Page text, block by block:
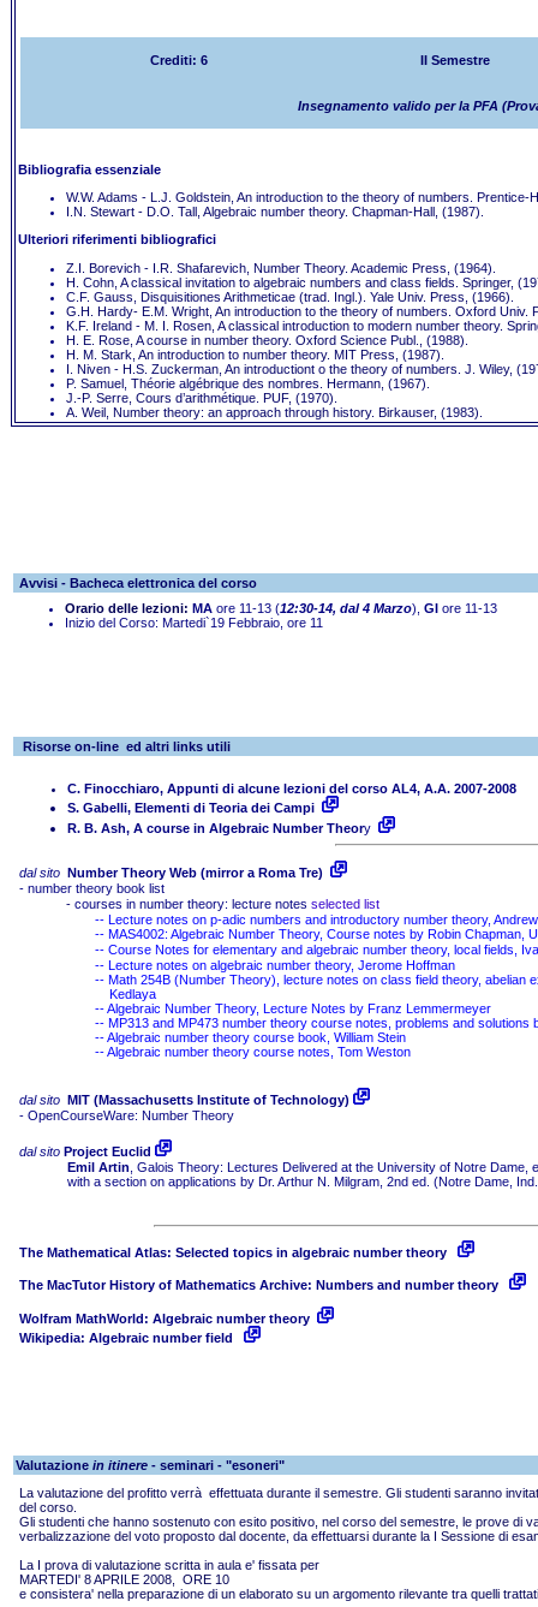
Crediti: 6 II Semestre
Insegnamento valido per la PFA
Bibliografia essenziale
W.W. Adams - L.J. Goldstein, An introduction to the theory of numbers. Prentice-
I.N. Stewart - D.O. Tall, Algebraic number theory. Chapman-Hall, (1987).
Ulteriori riferimenti bibliografici
Z.I. Borevich - I.R. Shafarevich, Number Theory. Academic Press, (1964).
H. Cohn, A classical invitation to algebraic numbers and class fields. Springer,
C.F. Gauss, Disquisitiones Arithmeticae (trad. Ingl.). Yale Univ. Press, (1966).
G.H. Hardy- E.M. Wright, An introduction to the theory of numbers. Oxford Univ.
K.F. Ireland - M. I. Rosen, A classical introduction to modern number theory.
H. E. Rose, A course in number theory. Oxford Science Publ., (1988).
H. M. Stark, An introduction to number theory. MIT Press, (1987).
I. Niven - H.S. Zuckerman, An introductiont o the theory of numbers. J. Wiley,
P. Samuel, Théorie algébrique des nombres. Hermann, (1967).
J.-P. Serre, Cours d’arithmétique. PUF, (1970).
A. Weil, Number theory: an approach through history. Birkauser, (1983).
Avvisi - Bacheca elettronica del corso
Orario delle lezioni: MA ore 11-13 (12:30-14, dal 4 Marzo), GI ore 11-13
Inizio del Corso: Martedi`19 Febbraio, ore 11
Risorse on-line ed altri links utili
C. Finocchiaro, Appunti di alcune lezioni del corso AL4, A.A. 2007-2008
S. Gabelli, Elementi di Teoria dei Campi
R. B. Ash, A course in Algebraic Number Theory
dal sito Number Theory Web (mirror a Roma Tre)
- number theory book list
- courses in number theory: lecture notes selected list
-- Lecture notes on p-adic numbers and introductory number theory,
-- MAS4002: Algebraic Number Theory, Course notes by Robin Chapman,
-- Course Notes for elementary and algebraic number theory, local fields,
-- Lecture notes on algebraic number theory, Jerome Hoffman
-- Math 254B (Number Theory), lecture notes on class field theory, abelian
Kedlaya
--Algebraic Number Theory, Lecture Notes by Franz Lemmermeyer
-- MP313 and MP473 number theory course notes, problems and solutions
--Algebraic number theory course book, William Stein
--Algebraic number theory course notes, Tom Weston
dal sito MIT (Massachusetts Institute of Technology)
- OpenCourseWare: Number Theory
dal sito Project Euclid
Emil Artin , Galois Theory: Lectures Delivered at the University of Notre Dame,
with a section on applications by Dr. Arthur N. Milgram, 2nd ed. (Notre Dame,
The Mathematical Atlas: Selected topics in algebraic number theory
The MacTutor History of Mathematics Archive: Numbers and number theory
Wolfram MathWorld: Algebraic number theory
Wikipedia: Algebraic number field
Valutazione in itinere - seminari - "esoneri"
La valutazione del profitto verrà effettuata durante il semestre. Gli studenti saranno
del corso.
Gli studenti che hanno sostenuto con esito positivo, nel corso del semestre, le prove di
verbalizzazione del voto proposto dal docente, da effettuarsi durante la I Sessione di
La I prova di valutazione scritta in aula e' fissata per
MARTEDI' 8 APRILE 2008, ORE 10
e consistera' nella preparazione di un elaborato su un argomento rilevante tra quelli